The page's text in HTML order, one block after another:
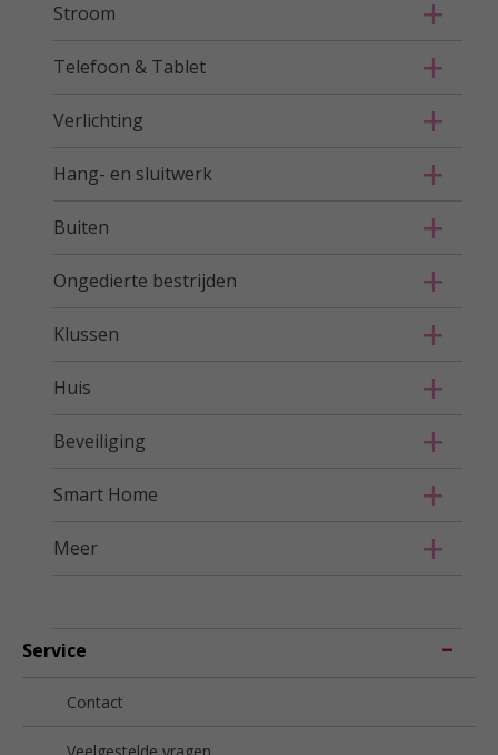
Stroom
Telefoon & Tablet
Verlichting
Hang- en sluitwerk
Buiten
Ongedierte bestrijden
Klussen
Huis
Beveiliging
Smart Home
Meer
Service
Contact